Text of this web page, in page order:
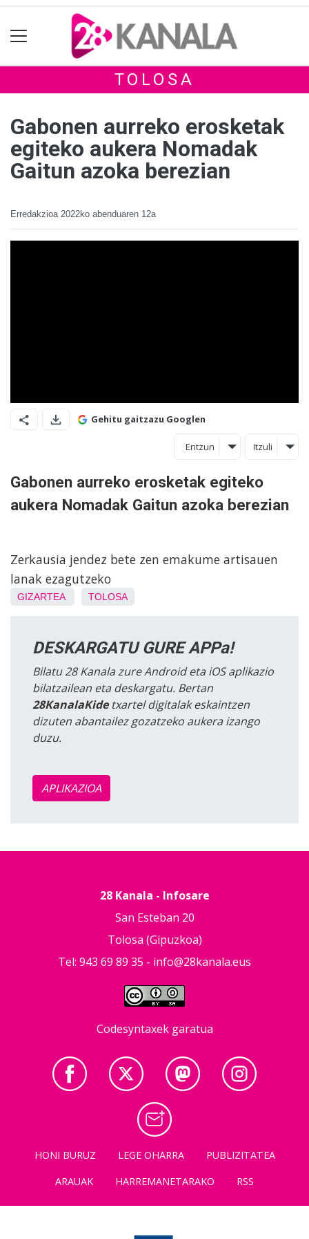
TOLOSA
Gabonen aurreko erosketak
egiteko aukera Nomadak
Gaitun azoka berezian
Erredakzioa 2022ko abenduaren 12a
Gehitu gaitzazu Googlen
Entzun Itzuli
Gabonen aurreko erosketak egiteko
aukera Nomadak Gaitun azoka berezian
Zerkausia jendez bete zen emakume artisauen
lanak ezagutzeko
GIZARTEA TOLOSA
DESKARGATU GURE APPa!
Bilatu 28 Kanala zure Android eta iOS aplikazio
bilatzailean eta deskargatu. Bertan
28KanalaKidetxartel digitalak eskaintzen
dizuten abantailez gozatzeko aukera izango
duzu.
APLIKAZIOA
28 Kanala - Infosare
San Esteban 20
Tolosa (Gipuzkoa)
Tel: 943 69 89 35 - info@28kanala.eus
Codesyntaxek garatua
HONI BURUZ LEGE OHARRA
PUBLIZITATEA
ARAUAK
HARREMANETARAKO RSS